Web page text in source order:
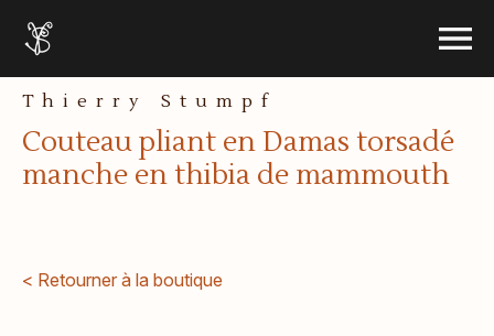
Aller au contenu
Accueil Ouvrir
menu
Thierry Stumpf
Couteau pliant en Damas torsadé
manche en thibia de mammouth
< Retourner à la boutique